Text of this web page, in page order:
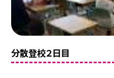
分散登校２日目